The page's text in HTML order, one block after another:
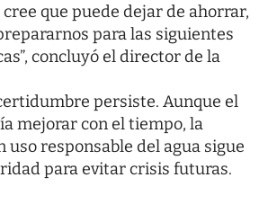
que puede dejar de ahorrar,
para las siguientes
concluyó el director de la
persiste. Aunque el
mejorar con el tiempo, la
uso responsable del agua sigue
para evitar crisis futuras.